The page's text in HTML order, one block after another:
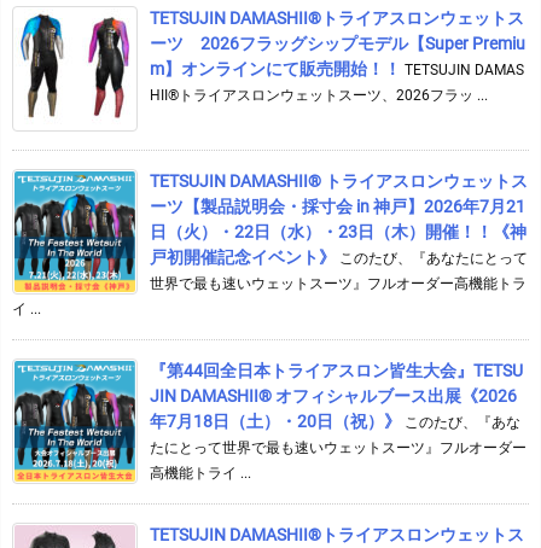
TETSUJIN DAMASHII®︎トライアスロンウェットス
ーツ 2026フラッグシップモデル【Super Premiu
m】オンラインにて販売開始！！ TETSUJIN DAMAS
HII®トライアスロンウェットスーツ、2026フラッ ...
TETSUJIN DAMASHII® トライアスロンウェットス
ーツ【製品説明会・採寸会 in 神戸】2026年7月21
日（火）・22日（水）・23日（木）開催！！《神
戸初開催記念イベント》
このたび、『あなたにとって
世界で最も速いウェットスーツ』フルオーダー高機能トラ
イ ...
『第44回全日本トライアスロン皆生大会』TETSU
JIN DAMASHII® オフィシャルブース出展《2026
年7月18日（土）・20日（祝）》
このたび、『あな
たにとって世界で最も速いウェットスーツ』フルオーダー
高機能トライ ...
TETSUJIN DAMASHII®︎トライアスロンウェットス